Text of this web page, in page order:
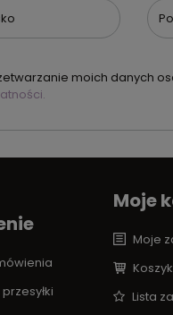
moich danych
Moje
Moje
Koszyk
Lista